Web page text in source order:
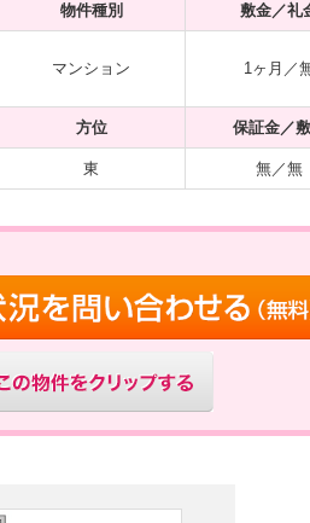
物件種別 敷金／礼
マンション 1ヶ月／
方位 保証金／敷
東 無／無